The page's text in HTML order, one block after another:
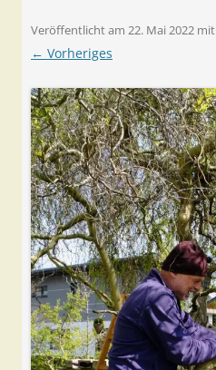
Veröffentlicht am 22. Mai 2022 mit
← Vorheriges